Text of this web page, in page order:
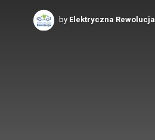
by Elektryczna Rewolucja